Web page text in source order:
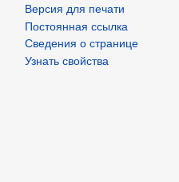
Версия для печати
Постоянная ссылка
Сведения о странице
Узнать свойства